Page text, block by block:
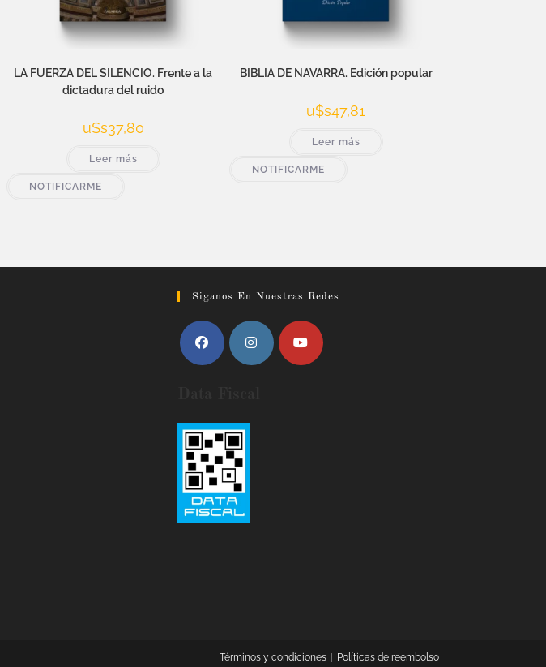
LA FUERZA DEL SILENCIO. Frente a la
dictadura del ruido
u$s37,80
Leer más
NOTIFICARME
BIBLIA DE NAVARRA. Edición popular
u$s47,81
Leer más
NOTIFICARME
Siganos En Nuestras Redes
Términos y condiciones Políticas de reembolso